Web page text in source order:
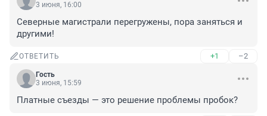
3 июня, 16:00
Северные магистрали перегружены, пора заняться и
другими!
ОТВЕТИТЬ +1 –2
Гость
3 июня, 15:59
Платные съезды — это решение проблемы пробок?